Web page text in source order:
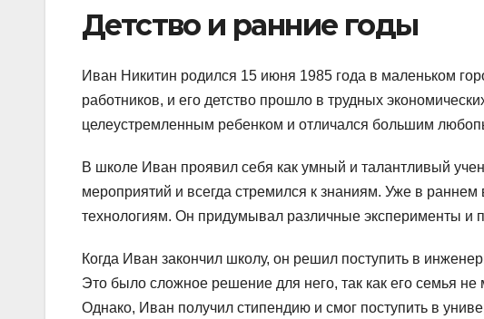
Детство и ранние годы
Иван Никитин родился 15 июня 1985 года в маленьком
работников, и его детство прошло в трудных
целеустремленным ребенком и отличался большим
В школе Иван проявил себя как умный и талантливый
мероприятий и всегда стремился к знаниям. Уже в раннем
технологиям. Он придумывал различные эксперименты и
Когда Иван закончил школу, он решил поступить в
Это было сложное решение для него, так как его семья
Однако, Иван получил стипендию и смог поступить в